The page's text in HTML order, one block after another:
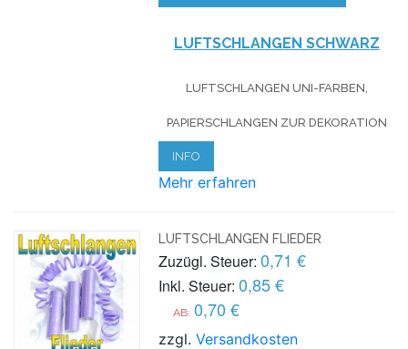
LUFTSCHLANGEN SCHWARZ
LUFTSCHLANGEN UNI-FARBEN,
PAPIERSCHLANGEN ZUR DEKORATION
INFO
Mehr erfahren
LUFTSCHLANGEN FLIEDER
Zuzügl. Steuer: 0,71 €
Inkl. Steuer: 0,85 €
AB: 0,70 €
zzgl.Versandkosten